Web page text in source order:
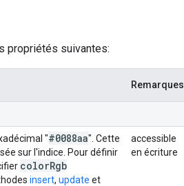
propriétés suivantes:
Remarques
"#0088aa". Cette
sur l'indice. Pour définir
colorRgb
insert, update et
accessible
en écriture